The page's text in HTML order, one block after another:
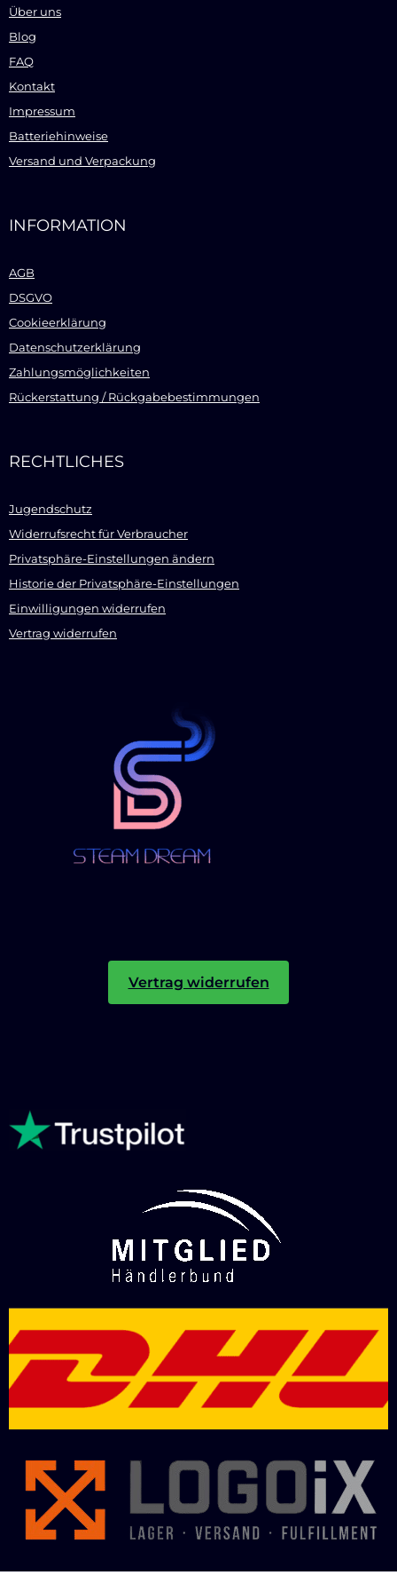
Über uns
Blog
FAQ
Kontakt
Impressum
Batteriehinweise
Versand und Verpackung
INFORMATION
AGB
DSGVO
Cookieerklärung
Datenschutzerklärung
Zahlungsmöglichkeiten
Rückerstattung / Rückgabebestimmungen
RECHTLICHES
Jugendschutz
Widerrufsrecht für Verbraucher
Privatsphäre-Einstellungen ändern
Historie der Privatsphäre-Einstellungen
Einwilligungen widerrufen
Vertrag widerrufen
Vertrag widerrufen